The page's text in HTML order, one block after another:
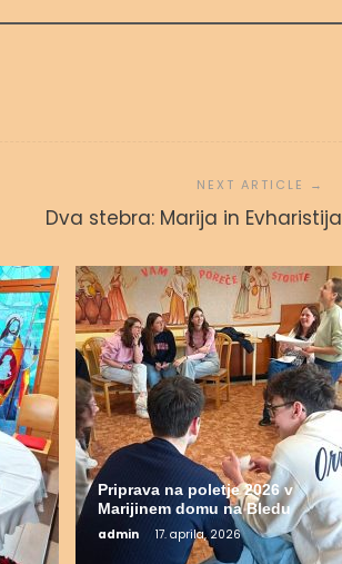
Dva stebra: Marija in Evharistija
Priprava na poletje 2026 v
Marijinem domu na Bledu
admin 17. aprila, 2026